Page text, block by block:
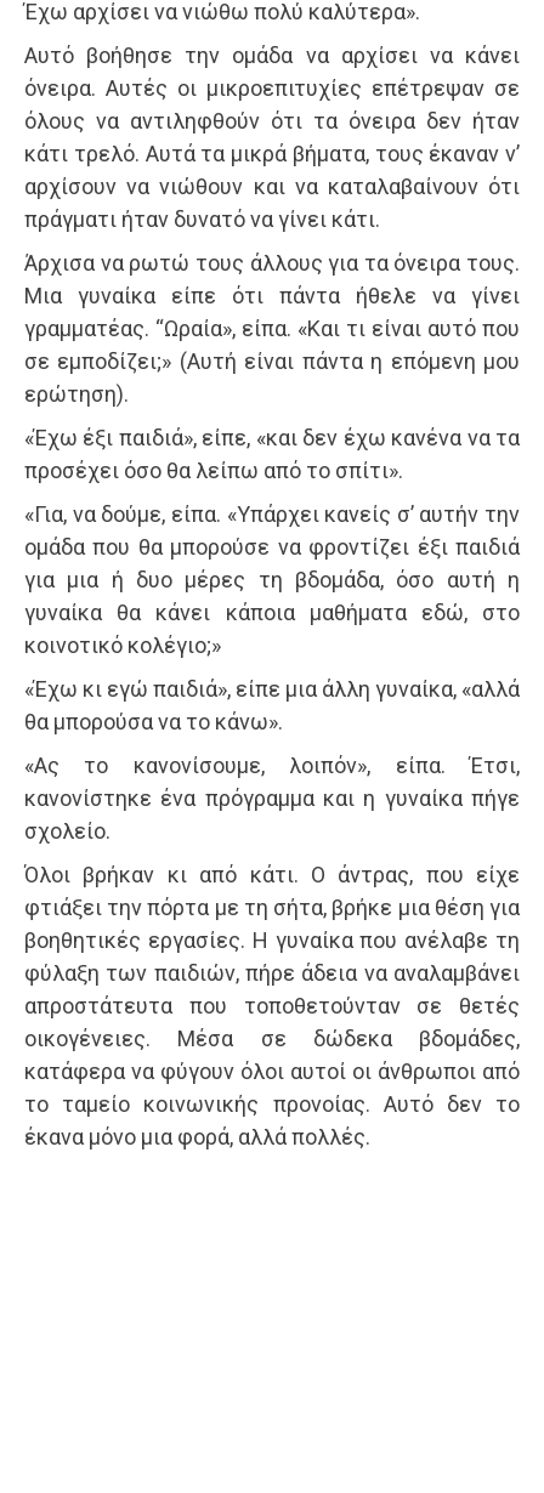
Έχω αρχίσει να νιώθω πολύ καλύτερα».
Αυτό βοήθησε την ομάδα να αρχίσει να κάνει
όνειρα. Αυτές οι μικροεπιτυχίες επέτρεψαν σε
όλους να αντιλη­φθούν ότι τα όνειρα δεν ήταν
κάτι τρελό. Αυτά τα μικρά βήματα, τους έκαναν ν’
αρχίσουν να νιώθουν και να κατα­λαβαίνουν ότι
πράγματι ήταν δυνατό να γίνει κάτι.
Άρχισα να ρωτώ τους άλλους για τα όνειρα τους.
Μια γυναίκα είπε ότι πάντα ήθελε να γίνει
γραμματέας. “Ωραία», είπα. «Και τι είναι αυτό που
σε εμποδίζει;» (Αυτή είναι πάντα η επόμενη μου
ερώτηση).
«Έχω έξι παιδιά», είπε, «και δεν έχω κανένα να τα
προσέχει όσο θα λείπω από το σπίτι».
«Για, να δούμε, είπα. «Υπάρχει κανείς σ’ αυτήν την
ομά­δα που θα μπορούσε να φροντίζει έξι παιδιά
για μια ή δυο μέρες τη βδομάδα, όσο αυτή η
γυναίκα θα κάνει κάποια μαθήματα εδώ, στο
κοινοτικό κολέγιο;»
«Έχω κι εγώ παιδιά», είπε μια άλλη γυναίκα, «αλλά
θα μπορούσα να το κάνω».
«Ας το κανονίσουμε, λοιπόν», είπα. Έτσι,
κανονίστηκε ένα πρόγραμμα και η γυναίκα πήγε
σχολείο.
Όλοι βρήκαν κι από κάτι. Ο άντρας, που είχε
φτιάξει την πόρτα με τη σήτα, βρήκε μια θέση για
βοηθητικές εργα­σίες. Η γυναίκα που ανέλαβε τη
φύλαξη των παιδιών, πήρε άδεια να αναλαμβάνει
απροστάτευτα που τοποθετούνταν σε θετές
οικογένειες. Μέσα σε δώδεκα βδομάδες,
κατάφερα να φύγουν όλοι αυτοί οι άνθρωποι από
το ταμείο κοινωνικής προνοίας. Αυτό δεν το
έκανα μόνο μια φορά, αλλά πολλές.